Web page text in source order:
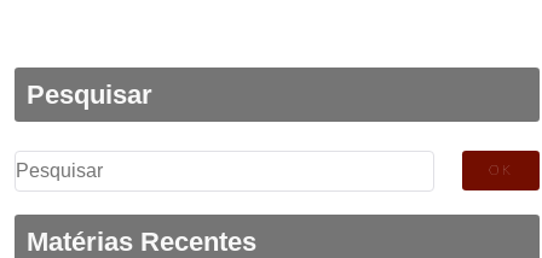
Pesquisar
Pesquisar
por:
Matérias Recentes